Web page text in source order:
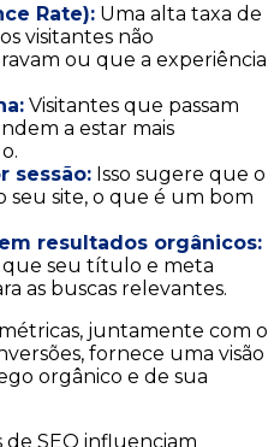
Rate): Uma alta taxa de
visitantes não
ou que a experiência
Visitantes que passam
a estar mais
sessão: Isso sugere que o
seu site, o que é um bom
resultados orgânicos:
que seu título e meta
as buscas relevantes.
juntamente com o
fornece uma visão
orgânico e de sua
SEO influenciam